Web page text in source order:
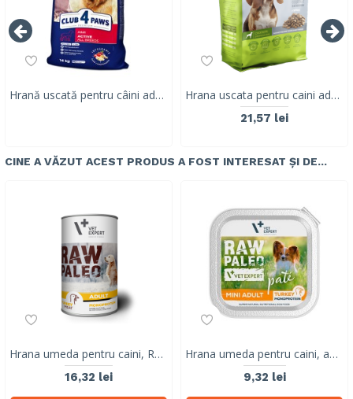
Hrană uscată pentru câini adulți activi, Club 4 Paws PREMIUM, găină, 14 kg Hrana uscata pentru caini adulti CHARLI, carne mix, 2.5KG
21,57 lei
CINE A VĂZUT ACEST PRODUS A FOST INTERESAT ȘI DE...
Hrana umeda pentru caini, RAW PALEO, adult, carne de curcan, conserva monoproteica, 400 g
16,32 lei
Hrana umeda pentru caini, adult, RAW PALEO PATE, curcan, 150 g
9,32 lei